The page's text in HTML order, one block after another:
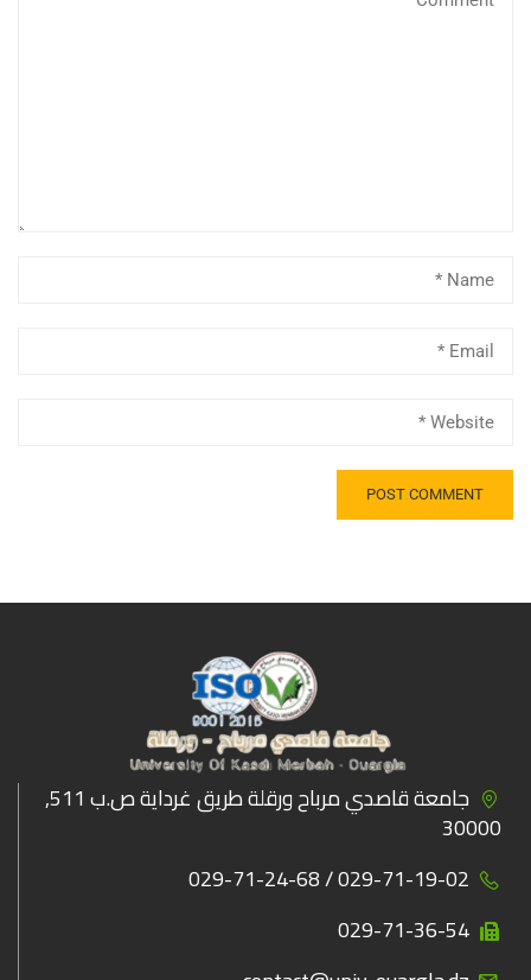
جامعة قاصدي مرباح ورقلة طريق غرداية ص.ب 511,
30000
029-71-19-02 / 029-71-24-68
029-71-36-54